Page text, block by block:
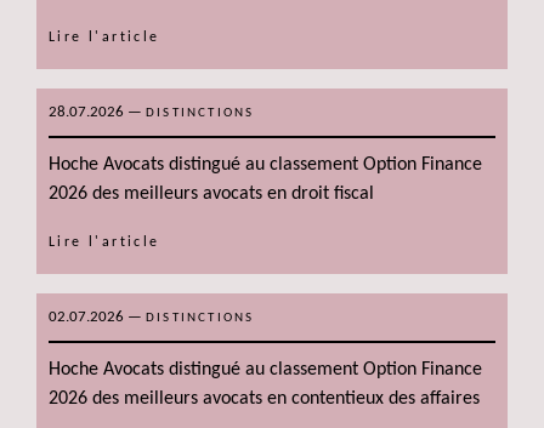
Lire l'article
28.07.2026 — DISTINCTIONS
Hoche Avocats distingué au classement Option Finance
2026 des meilleurs avocats en droit fiscal
Lire l'article
02.07.2026 — DISTINCTIONS
Hoche Avocats distingué au classement Option Finance
2026 des meilleurs avocats en contentieux des affaires